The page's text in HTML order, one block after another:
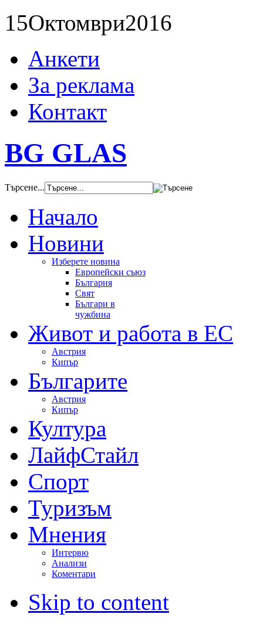
15Октомври2016
Анкети
За реклама
Контакт
BG GLAS
Търсене...
Начало
Новини
Изберете новина
Европейски съюз
България
Свят
Българи в
чужбина
Живот и работа в ЕС
Австрия
Кипър
Българите
Австрия
Кипър
Култура
ЛайфСтайл
Спорт
Туризъм
Мнения
Интервю
Анализи
Коментари
Skip to content